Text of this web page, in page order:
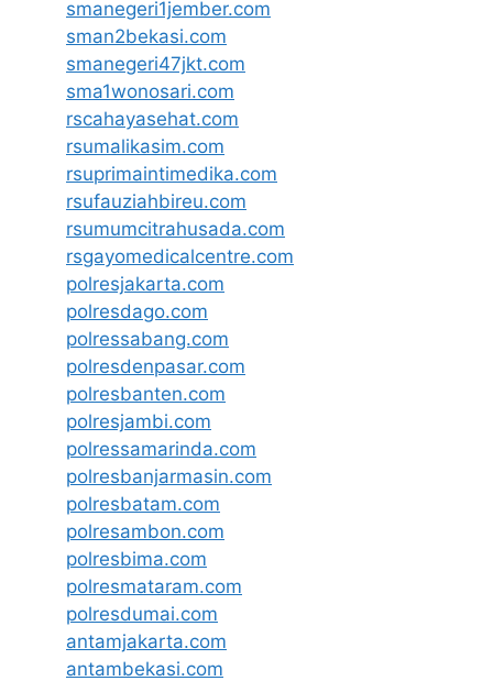
smanegeri1jember.com
sman2bekasi.com
smanegeri47jkt.com
sma1wonosari.com
rscahayasehat.com
rsumalikasim.com
rsuprimaintimedika.com
rsufauziahbireu.com
rsumumcitrahusada.com
rsgayomedicalcentre.com
polresjakarta.com
polresdago.com
polressabang.com
polresdenpasar.com
polresbanten.com
polresjambi.com
polressamarinda.com
polresbanjarmasin.com
polresbatam.com
polresambon.com
polresbima.com
polresmataram.com
polresdumai.com
antamjakarta.com
antambekasi.com